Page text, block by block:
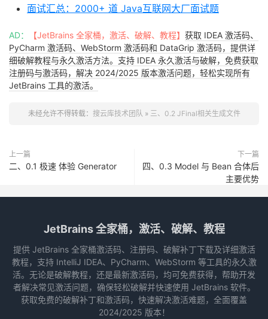
面试汇总：2000+ 道 Java互联网大厂面试题
AD： 【JetBrains 全家桶，激活、破解、教程】 获取 IDEA 激活码、
PyCharm 激活码、WebStorm 激活码和 DataGrip 激活码，提供详
细破解教程与永久激活方法。支持 IDEA 永久激活与破解，免费获取
注册码与激活码，解决 2024/2025 版本激活问题，轻松实现所有
JetBrains 工具的激活。
未经允许不得转载： 搜云库技术团队 » 三、0.2 JFinal相关生成文件
上一篇
二、0.1 极速 体验 Generator
下一篇
四、0.3 Model 与 Bean 合体后
主要优势
JetBrains 全家桶，激活、破解、教程
提供 JetBrains 全家桶激活码、注册码、破解补丁下载及详细激活
教程，支持 IntelliJ IDEA、PyCharm、WebStorm 等工具的永久激
活。无论是破解教程，还是最新激活码，均可免费获得，帮助开发
者解决常见激活问题，确保轻松破解并快速使用 JetBrains 软件。
获取免费的破解补丁和激活码，快速解决激活难题，全面覆盖
2024/2025 版本！